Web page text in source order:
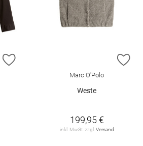
ZUR WUNSCHLISTE HINZUFÜGEN
Marc O'Polo
Weste
199,95 €
inkl. MwSt. zzgl. Versand